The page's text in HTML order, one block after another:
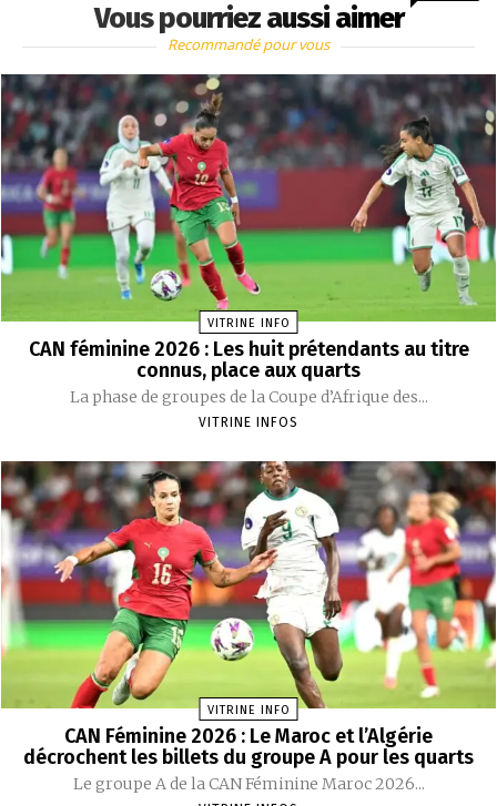
Vous pourriez aussi aimer
Recommandé pour vous
VITRINE INFO
CAN féminine 2026 : Les huit prétendants au titre
connus, place aux quarts
La phase de groupes de la Coupe d’Afrique des...
VITRINE INFOS
VITRINE INFO
CAN Féminine 2026 : Le Maroc et l’Algérie
décrochent les billets du groupe A pour les quarts
Le groupe A de la CAN Féminine Maroc 2026...